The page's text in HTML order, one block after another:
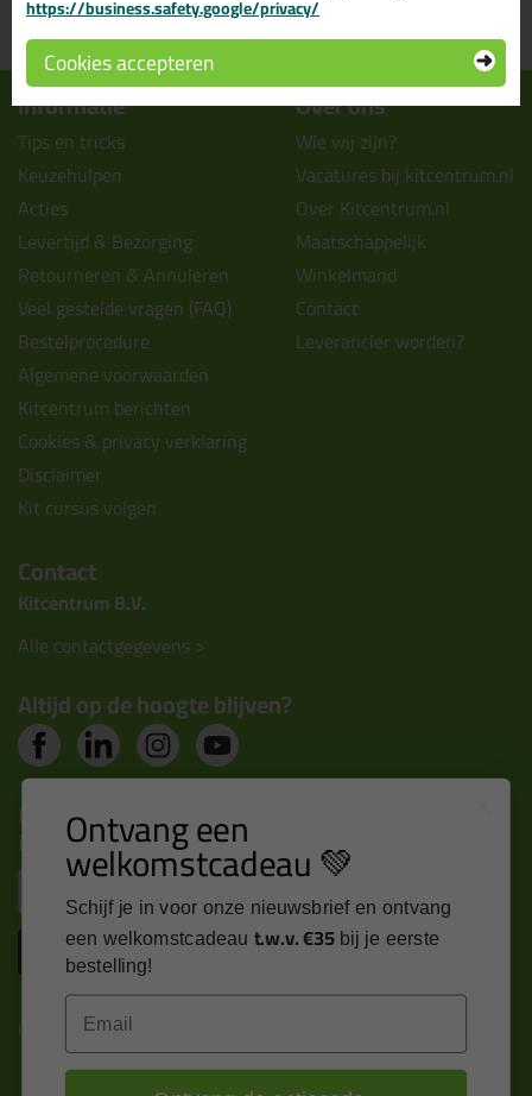
Grootste assortiment
uit voorraad leverbaar
PostNL afhaalpunt: kies zelf
wanneer je afhaalt
Informatie
Tips en tricks
Keuzehulpen
Acties
Levertijd & Bezorging
Retourneren & Annuleren
Veel gestelde vragen (FAQ)
Bestelprocedure
Algemene voorwaarden
Kitcentrum berichten
Cookies & privacy verklaring
Disclaimer
Kit cursus volgen
Over ons
Wie wij zijn?
Vacatures bij kitcentrum.nl
Over Kitcentrum.nl
Maatschappelijk
Winkelmand
Contact
Leverancier worden?
Contact
Kitcentrum B.V.
Alle contactgegevens >
Altijd op de hoogte blijven?
Nieuws, tips en exclusieve deals rechtstreeks in je
inbox
Inschrijven
Kitcentrum is trots op:
https://business.safety.google/privacy/
Cookies accepteren
Ontvang een
welkomstcadeau 💚
Schijf je in voor onze nieuwsbrief en ontvang
een welkomstcadeau t.w.v. €35 bij je eerste
bestelling!
Email